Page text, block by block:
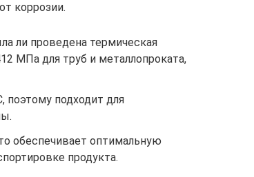
коррозии.
ли проведена термическая
МПа для труб и металлопроката,
поэтому подходит для
обеспечивает оптимальную
продукта.